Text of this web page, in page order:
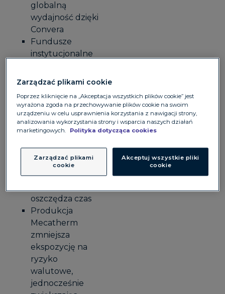
globalną
wydajność dzięki
Convera
Fundusze
instytucjonalne
minimalizuje
ryzyko i zwiększa
zaufanie
inwestorów
dzięki Convera
Hogan Lovells
zyskuje pewność
co do poziomu
oszczędza czas
Produkcja
Mecatherm
zmniejsza
ekspozycję na
ryzyko
walutowe,
jednocześnie
Zarządzać plikami cookie
Poprzez kliknięcie na „Akceptacja wszystkich plików cookie” jest
wyrażona zgoda na przechowywanie plików cookie na swoim
urządzeniu w celu usprawnienia korzystania z nawigacji strony,
analizowania wykorzystania strony i wsparcia naszych działań
marketingowych.
Polityka dotycząca cookies
Zarządzać plikami
cookie
Akceptuj wszystkie pliki
cookie